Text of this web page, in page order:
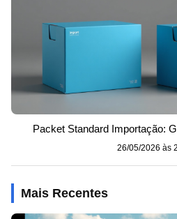
Packet Standard Importação:
26/05/2026 às
Mais Recentes